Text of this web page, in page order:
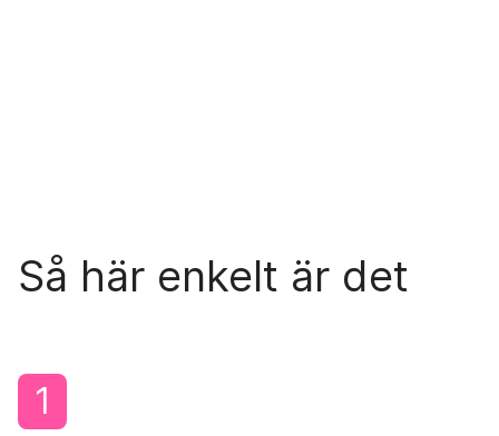
Så här enkelt är det
1